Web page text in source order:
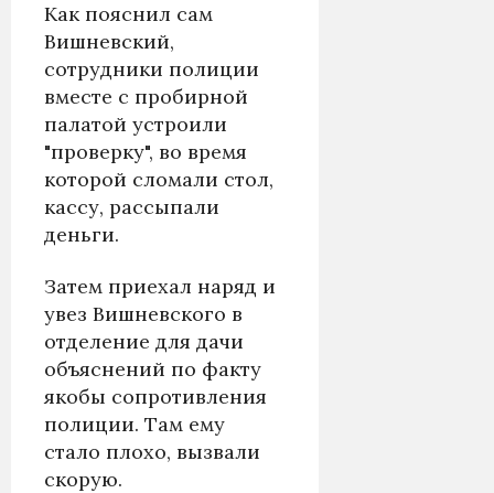
Как пояснил сам
Вишневский,
сотрудники полиции
вместе с пробирной
палатой устроили
"проверку", во время
которой сломали стол,
кассу, рассыпали
деньги.
Затем приехал наряд и
увез Вишневского в
отделение для дачи
объяснений по факту
якобы сопротивления
полиции. Там ему
стало плохо, вызвали
скорую.